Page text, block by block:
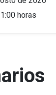
horas